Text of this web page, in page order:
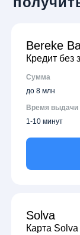
Bereke
Кредит без
Сумма
до 8 млн
Время выдачи
1-10 минут
Solva
Карта